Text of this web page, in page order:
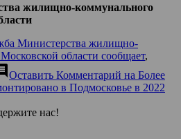
жилищно-коммунального
Министерства жилищно-
области сообщает,
Оставить Комментарий на Более
в Подмосковье в 2022
нас!